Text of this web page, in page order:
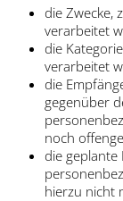
die Zwecke,
verarbeitet
die
verarbeitet
die
gegenüber
noch
die
hierzu nicht